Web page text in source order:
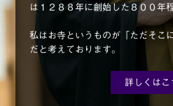
は１２８８年に創始した８００年
私はお寺というものが「ただそこ
だと考えております。
詳しくはこ